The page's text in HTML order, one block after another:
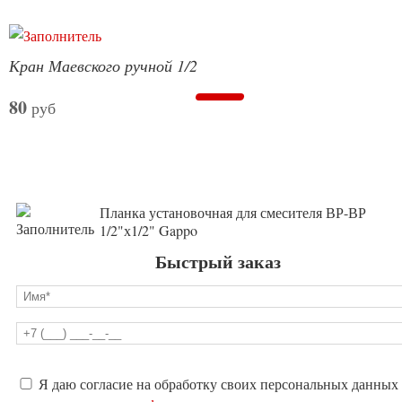
Кран Маевского ручной 1/2
80 руб
Планка установочная для смесителя ВР-ВР
1/2"х1/2" Gappo
Быстрый заказ
это Я даю согласие на обработку своих персональных данных